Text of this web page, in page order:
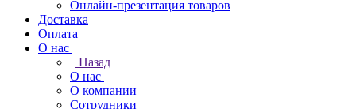
Онлайн-презентация товаров
Доставка
Оплата
О нас
Назад
О нас
О компании
Сотрудники